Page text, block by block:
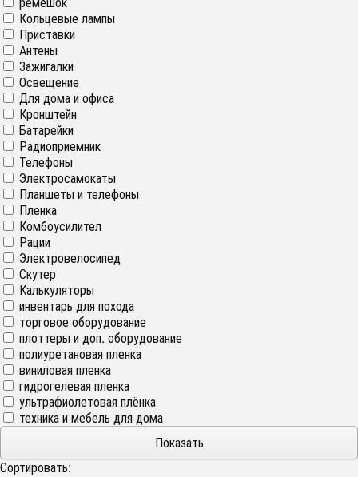
Кольцевые лампы
Приставки
Антены
Зажигалки
Освещение
Для дома и офиса
Кронштейн
Батарейки
Радиоприемник
Телефоны
Электросамокаты
Планшеты и телефоны
Пленка
Комбоусилител
Рации
Электровелосипед
Скутер
Калькуляторы
инвентарь для похода
торговое оборудование
плоттеры и доп. оборудование
полиуретановая пленка
виниловая пленка
гидрогелевая пленка
ультрафиолетовая плёнка
техника и мебель для дома
Сортировать: